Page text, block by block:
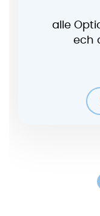
alle
ech